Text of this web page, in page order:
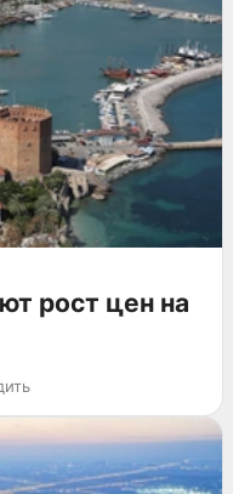
рост цен на